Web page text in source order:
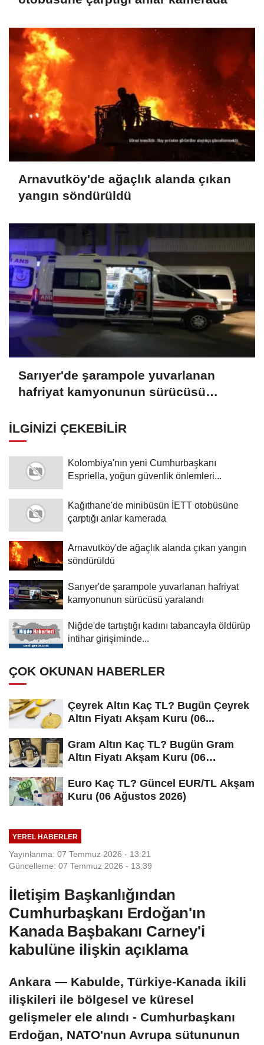
Arnavutköy'de ağaçlık alanda çıkan
yangın söndürüldü
Sarıyer'de şarampole yuvarlanan
hafriyat kamyonunun sürücüsü
İLGINIZI ÇEKEBILIR
Kolombiya'nın yeni Cumhurbaşkanı
Espriella, yoğun güvenlik önlemleri...
Kağıthane'de minibüsün İETT otobüsüne
çarptığı anlar kamerada
Arnavutköy'de ağaçlık alanda çıkan yangın
söndürüldü
Sarıyer'de şarampole yuvarlanan hafriyat
kamyonunun sürücüsü yaralandı
Niğde'de tartıştığı kadını tabancayla öldürüp
intihar girişiminde...
ÇOK OKUNAN HABERLER
Çeyrek Altın Kaç TL? Bugün Çeyrek
Altın Fiyatı Akşam Kuru (06...
Gram Altın Kaç TL? Bugün Gram
Altın Fiyatı Akşam Kuru (06
Euro Kaç TL? Güncel EUR/TL Akşam
Kuru (06 Ağustos 2026)
YEREL HABERLER
Yayınlanma: 07 Temmuz 2026 - 13:21
Güncelleme: 07 Temmuz 2026 - 13:39
İletişim Başkanlığından
Cumhurbaşkanı Erdoğan'ın
Kanada Başbakanı Carney'i
kabulüne ilişkin açıklama
Ankara — Kabulde, Türkiye-Kanada ikili
ilişkileri ile bölgesel ve küresel
gelişmeler ele alındı - Cumhurbaşkanı
Erdoğan, NATO'nun Avrupa sütununun